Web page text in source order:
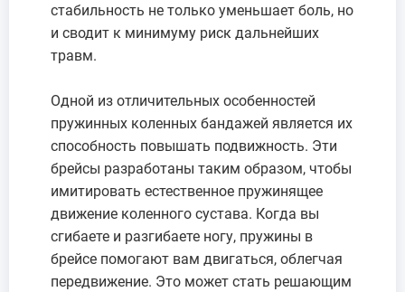
стабильность не только уменьшает боль, но
и сводит к минимуму риск дальнейших
травм.
Одной из отличительных особенностей
пружинных коленных бандажей является их
способность повышать подвижность. Эти
брейсы разработаны таким образом, чтобы
имитировать естественное пружинящее
движение коленного сустава. Когда вы
сгибаете и разгибаете ногу, пружины в
брейсе помогают вам двигаться, облегчая
передвижение. Это может стать решающим